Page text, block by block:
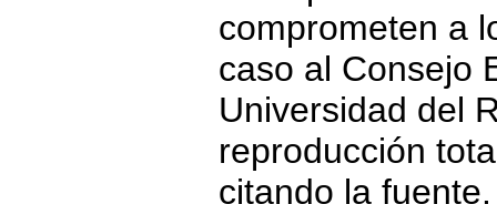
comprometen a
caso al Consejo
Universidad del
reproducción
citando la